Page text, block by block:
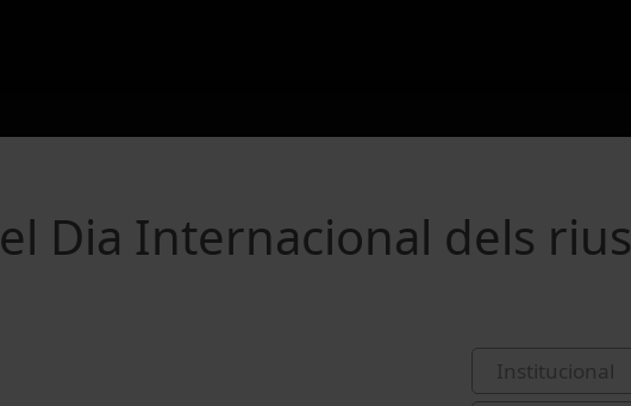
Dia Internacional dels rius
Institucional